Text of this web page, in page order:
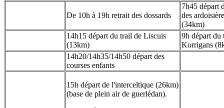
De 10h à 19h retrait des dossards
7h45 départ
des
(34km)
14h15 départ du trail de Liscuis
(13km)
9h départ du
Korrigans
14h20/14h35/14h50 départ des
courses enfants
15h départ de l'interceltique (26km)
(base de plein air de guerlédan).